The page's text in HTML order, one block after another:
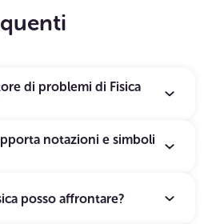
di problemi di Fisica
passo-passo per
che carichi. Capirai non
notazioni e simboli
lettere greche, unità di
posso affrontare?